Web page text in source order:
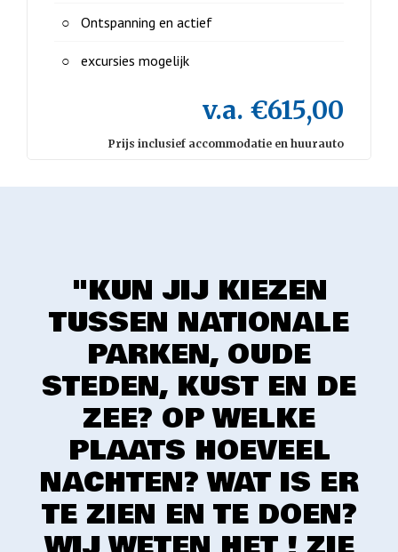
Ontspanning en actief
excursies mogelijk
v.a. €615,00
Prijs inclusief accommodatie en huurauto
"KUN JIJ KIEZEN
TUSSEN NATIONALE
PARKEN, OUDE
STEDEN, KUST EN DE
ZEE? OP WELKE
PLAATS HOEVEEL
NACHTEN? WAT IS ER
TE ZIEN EN TE DOEN?